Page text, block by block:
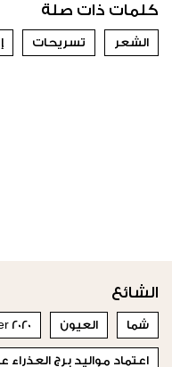
كلمات ذات صلة
الشعر تسريحات
الشائع
شما العيون 2020
اعتماد مواليد برج